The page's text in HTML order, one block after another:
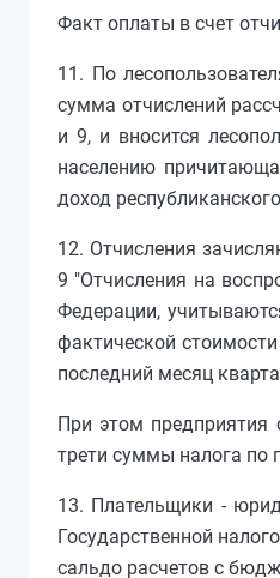
Факт оплаты в счет
11. По
сумма отчислений
и 9, и вносится
населению
доход
12. Отчисления
9 "Отчисления на
Федерации,
фактической
последний месяц
При этом предприятия
трети суммы налога по
13. Плательщики -
Государственной
сальдо расчетов с